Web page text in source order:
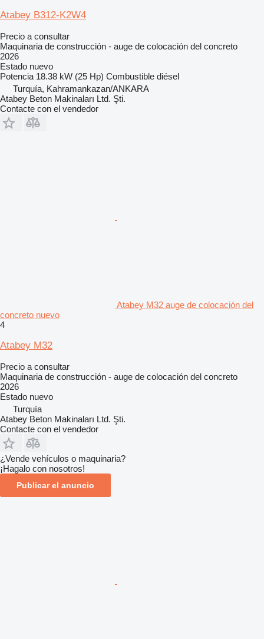
Atabey B312-K2W4
Precio a consultar
Maquinaria de construcción - auge de colocación del concreto
2026
Estado nuevo
Potencia 18.38 kW (25 Hp) Combustible diésel
Turquía, Kahramankazan/ANKARA
Atabey Beton Makinaları Ltd. Şti.
Contacte con el vendedor
Atabey M32 auge de colocación del
concreto nuevo
4
Atabey M32
Precio a consultar
Maquinaria de construcción - auge de colocación del concreto
2026
Estado nuevo
Turquía
Atabey Beton Makinaları Ltd. Şti.
Contacte con el vendedor
¿Vende vehículos o maquinaria?
¡Hagalo con nosotros!
Publicar el anuncio